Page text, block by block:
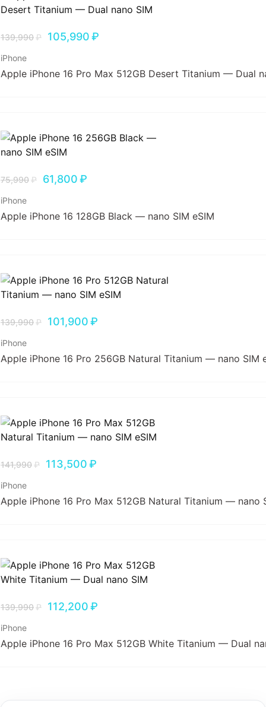
139,990₽ 105,990₽
iPhone
Apple iPhone 16 Pro Max 512GB Desert Titanium — Dual
75,990₽ 61,800₽
iPhone
Apple iPhone 16 128GB Black — nano SIM eSIM
139,990₽ 101,900₽
iPhone
Apple iPhone 16 Pro 256GB Natural Titanium — nano SIM
141,990₽ 113,500₽
iPhone
Apple iPhone 16 Pro Max 512GB Natural Titanium — nano
139,990₽ 112,200₽
iPhone
Apple iPhone 16 Pro Max 512GB White Titanium — Dual